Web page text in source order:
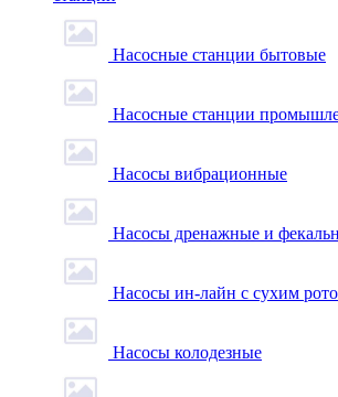
Насосные станции бытовые
Насосные станции
Насосы вибрационные
Насосы дренажные и
Насосы ин-лайн с сухим
Насосы колодезные